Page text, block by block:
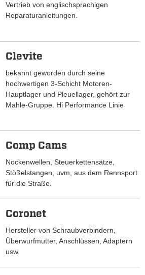
Vertrieb von englischsprachigen
Reparaturanleitungen.
Clevite
bekannt geworden durch seine
hochwertigen 3-Schicht Motoren-
Hauptlager und Pleuellager, gehört zur
Mahle-Gruppe. Hi Performance Linie
Comp Cams
Nockenwellen, Steuerkettensätze,
Stößelstangen, uvm, aus dem Rennsport
für die Straße.
Coronet
Hersteller von Schraubverbindern,
Überwurfmutter, Anschlüssen, Adaptern
usw.